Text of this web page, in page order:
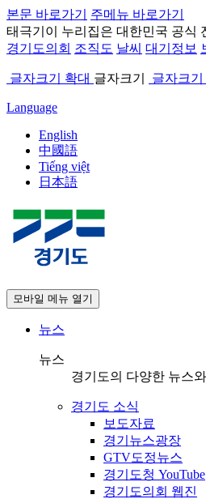
본문 바로가기
주메뉴 바로가기
태극기 이 누리집은 대한민국 공식
경기도의회 조직도 날씨 대기정보
글자크기 확대 글자크기 글자크기
Language
English
中國語
Tiếng việt
日本語
모바일 메뉴 열기
뉴스
뉴스
경기도의 다양한 뉴스
경기도 소식
보도자료
경기뉴스광장
GTV도정뉴스
경기도청 YouTube
경기도의회 웹진